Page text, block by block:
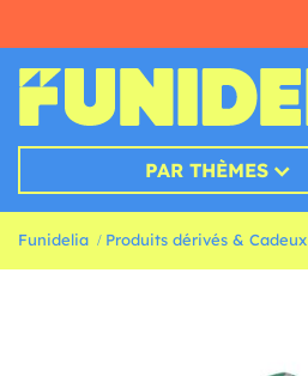
PAR THÈMES
Funidelia Produits dérivés & Cadeux